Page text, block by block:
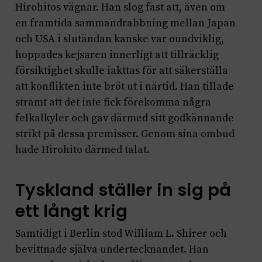
Hirohitos vägnar. Han slog fast att, även om
en framtida sammandrabbning mellan Japan
och USA i slutändan kanske var oundviklig,
hoppades kejsaren innerligt att tillräcklig
försiktighet skulle iakttas för att säkerställa
att konflikten inte bröt ut i närtid. Han tillade
stramt att det inte fick förekomma några
felkalkyler och gav därmed sitt godkännande
strikt på dessa premisser. Genom sina ombud
hade Hirohito därmed talat.
Tyskland ställer in sig på
ett långt krig
Samtidigt i Berlin stod William L. Shirer och
bevittnade själva undertecknandet. Han